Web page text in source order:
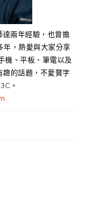
兩年經驗，也曾擔
年，熱愛與大家分享
機、平板、筆電以及
的話題，不愛贅字
。